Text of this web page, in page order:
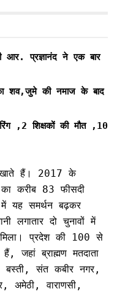
प्रज्ञानंद ने एक बार
शव,जुमे की नमाज के बाद
,2 शिक्षकों की मौत ,10
हैं। 2017 के
का करीब 83 फीसदी
यह समर्थन बढ़कर
लगातार दो चुनावों में
प्रदेश की 100 से
हैं, जहां ब्राह्मण मतदाता
बस्ती, संत कबीर नगर,
अमेठी, वाराणसी,